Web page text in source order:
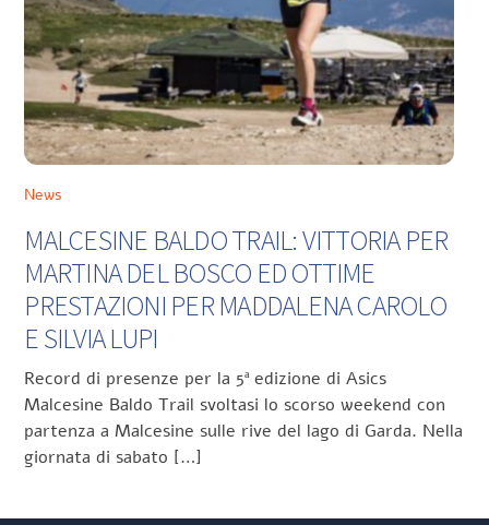
News
MALCESINE BALDO TRAIL: VITTORIA PER
MARTINA DEL BOSCO ED OTTIME
PRESTAZIONI PER MADDALENA CAROLO
E SILVIA LUPI
Record di presenze per la 5ª edizione di Asics
Malcesine Baldo Trail svoltasi lo scorso weekend con
partenza a Malcesine sulle rive del lago di Garda. Nella
giornata di sabato […]